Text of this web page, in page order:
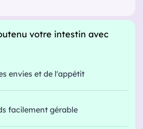
votre intestin avec
envies et de l'appétit
facilement gérable